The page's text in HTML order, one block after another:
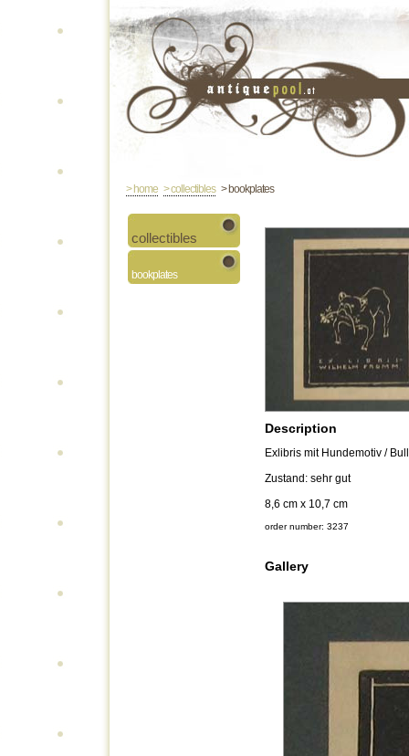
> home > collectibles> bookplates
collectibles
bookplates
Description
Exlibris mit Hundemotiv /
Zustand: sehr gut
8,6 cm x 10,7 cm
order number: 3237
Gallery